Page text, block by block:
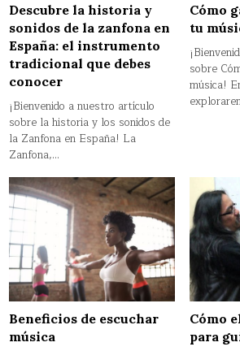
Descubre la historia y
sonidos de la zanfona en
España: el instrumento
tradicional que debes
conocer
¡Bienvenido a nuestro artículo
sobre la historia y los sonidos de
la Zanfona en España! La
Zanfona,…
Cómo
tu
sobre
música!
Beneficios de escuchar
música
Cómo
para